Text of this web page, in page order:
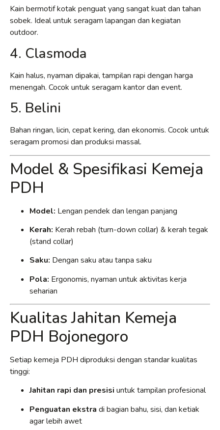
Kain bermotif kotak penguat yang sangat kuat dan tahan
sobek. Ideal untuk seragam lapangan dan kegiatan
outdoor.
4. Clasmoda
Kain halus, nyaman dipakai, tampilan rapi dengan harga
menengah. Cocok untuk seragam kantor dan event.
5. Belini
Bahan ringan, licin, cepat kering, dan ekonomis. Cocok untuk
seragam promosi dan produksi massal.
Model & Spesifikasi Kemeja
PDH
Model: Lengan pendek dan lengan panjang
Kerah: Kerah rebah (turn-down collar) & kerah tegak
(stand collar)
Saku: Dengan saku atau tanpa saku
Pola: Ergonomis, nyaman untuk aktivitas kerja
seharian
Kualitas Jahitan Kemeja
PDH Bojonegoro
Setiap kemeja PDH diproduksi dengan standar kualitas
tinggi:
Jahitan rapi dan presisi untuk tampilan profesional
Penguatan ekstra di bagian bahu, sisi, dan ketiak
agar lebih awet